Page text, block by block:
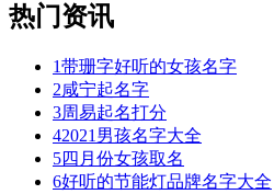
热门资讯
1带珊字好听的女孩名字
2咸宁起名字
3周易起名打分
42021男孩名字大全
5四月份女孩取名
6好听的节能灯品牌名字大全